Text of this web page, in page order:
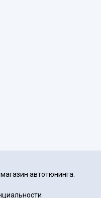
автотюнинга.